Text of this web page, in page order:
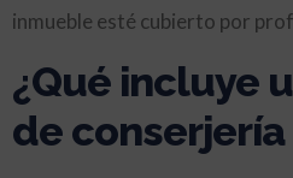
inmueble esté cubierto por
¿Qué incluye
de